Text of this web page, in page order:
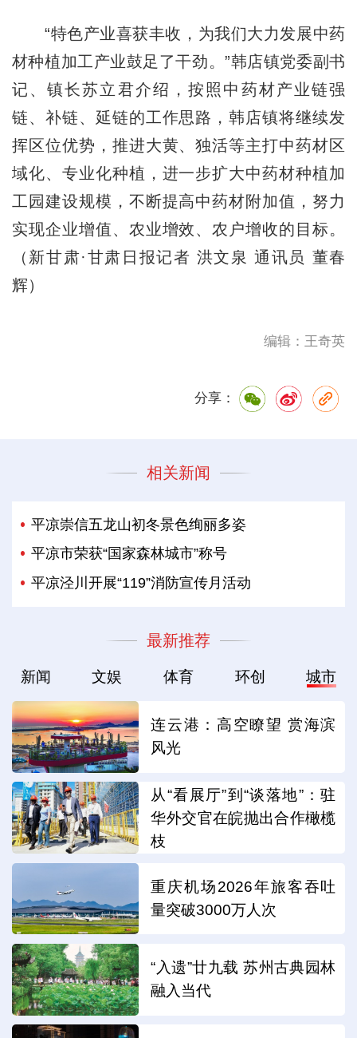
“特色产业喜获丰收，为我们大力发展中药
材种植加工产业鼓足了干劲。”韩店镇党委副书
记、镇长苏立君介绍，按照中药材产业链强
链、补链、延链的工作思路，韩店镇将继续发
挥区位优势，推进大黄、独活等主打中药材区
域化、专业化种植，进一步扩大中药材种植加
工园建设规模，不断提高中药材附加值，努力
实现企业增值、农业增效、农户增收的目标。
（新甘肃·甘肃日报记者 洪文泉 通讯员 董春
辉）
编辑：王奇英
分享：
相关新闻
平凉崇信五龙山初冬景色绚丽多姿
平凉市荣获“国家森林城市”称号
平凉泾川开展“119”消防宣传月活动
最新推荐
新闻 文娱 体育 环创 城市
连云港：高空瞭望 赏海滨
风光
从“看展厅”到“谈落地”：驻
华外交官在皖抛出合作橄榄
枝
重庆机场2026年旅客吞吐
量突破3000万人次
“入遗”廿九载 苏州古典园林
融入当代